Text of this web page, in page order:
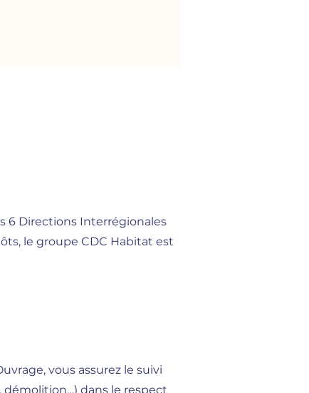
6 Directions Interrégionales
le groupe CDC Habitat est
vous assurez le suivi
dans le respect